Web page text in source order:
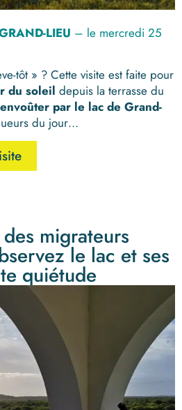
LIEU – le mercredi 25
tôt » ? Cette visite est faite pour
du soleil depuis la terrasse du
oûter par le lac de Grand-
du jour…
migrateurs
le lac et ses
quiétude